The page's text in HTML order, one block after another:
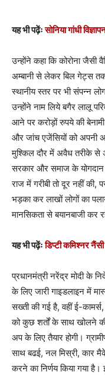
यह भी पढ़ेंःसोनिया गांधी
उन्होंने कहा कि कोरोना जैसी
अम्बानी से लेकर बिल गेट्स
स्थानीय स्तर पर भी संपन्न
उन्होंने नाम लिये बगैर लालू
आने पर करोड़ों रुपये की
और जांच एजेंसियों को अपनी
मुश्किल दौर में अवैध तरीके से
सरकार और समाज के
राज में गरीबी तो दूर नहीं की,
भड़का कर लाखों लोगों का
मानसिकता से बयानबाजी कर
यह भी पढ़ेंःडिप्टी कमिश्नर
प्रधानमंत्री नरेंद्र मोदी के
के लिए जारी गाइडलाइन में
सख्ती की गई है, वहीं ई-
को कुछ शर्तों के साथ खोलने
अप के लिए तैयार होगी।
साथ बढई, नल मिस्री, कार
करने का निर्णय किया गया